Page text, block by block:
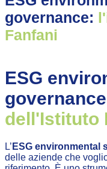
governance:
Fanfani
ESG
dell'Istituto
L’ ESG environmental
delle aziende che